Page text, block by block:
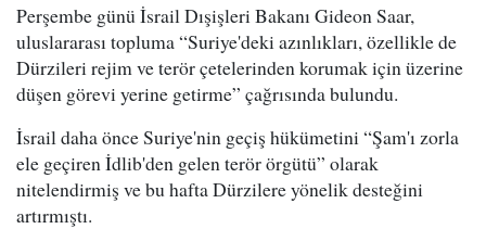
Perşembe günü İsrail Dışişleri Bakanı Gideon Saar,
uluslararası topluma “Suriye'deki azınlıkları, özellikle de
Dürzileri rejim ve terör çetelerinden korumak için üzerine
düşen görevi yerine getirme” çağrısında bulundu.
İsrail daha önce Suriye'nin geçiş hükümetini “Şam'ı zorla
ele geçiren İdlib'den gelen terör örgütü” olarak
nitelendirmiş ve bu hafta Dürzilere yönelik desteğini
artırmıştı.